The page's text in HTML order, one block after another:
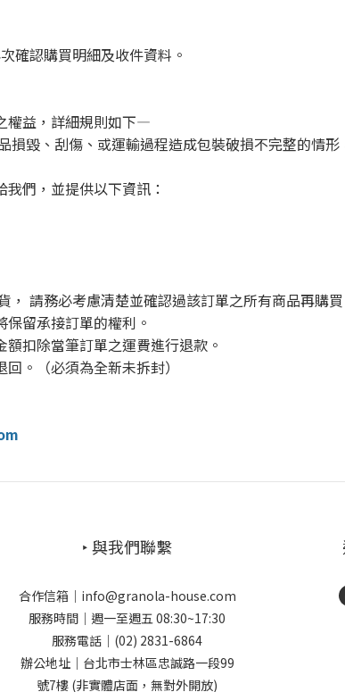
確認購買明細及收件資料。
權益，詳細規則如下—
毀、刮傷、或運輸過程造成包裝破損不完整的情
們，並提供以下資訊：
請務必考慮清楚並確認過該訂單之所有商品再購
留承接訂單的權利。
扣除當筆訂單之運費進行退款。
。（必須為全新未拆封）
‣ 與我們聯繫
合作信箱｜info@granola-house.com
服務時間｜週一至週五 08:30~17:30
服務電話｜(02) 2831-6864
辦公地址｜台北市士林區忠誠路一段99
號7樓 (非實體店面，無對外開放)